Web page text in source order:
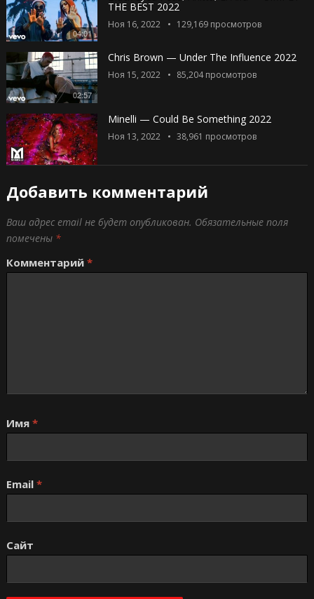
04:01
THE BEST 2022
Ноя 16, 2022 129,169просмотров
02:57
Chris Brown — Under The Influence 2022
Ноя 15, 2022 85,204просмотров
Minelli — Could Be Something 2022
Ноя 13, 2022 38,961 просмотров
Добавить комментарий
Ваш адрес email не будет опубликован. Обязательные поля
помечены *
Комментарий *
Имя *
Email *
Сайт